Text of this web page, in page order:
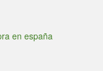
en españa